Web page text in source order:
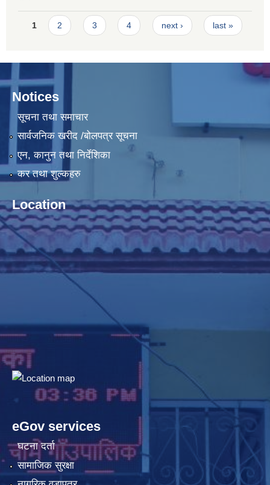
Pages
1 2 3 4 next › last »
Notices
सूचना तथा समाचार
सार्वजनिक खरीद /बोलपत्र सूचना
एन, कानुन तथा निर्देशिका
कर तथा शुल्कहरु
Location
eGov services
घटना दर्ता
सामाजिक सुरक्षा